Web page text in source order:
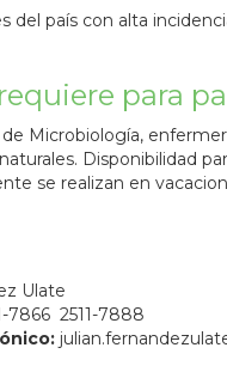
del país con alta
para
Microbiología,
Disponibilidad
se realizan en
Ulate
7866 2511-7888